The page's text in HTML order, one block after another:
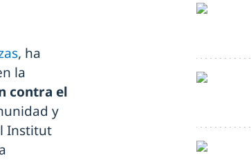
, ha
la
contra el
y
Institut